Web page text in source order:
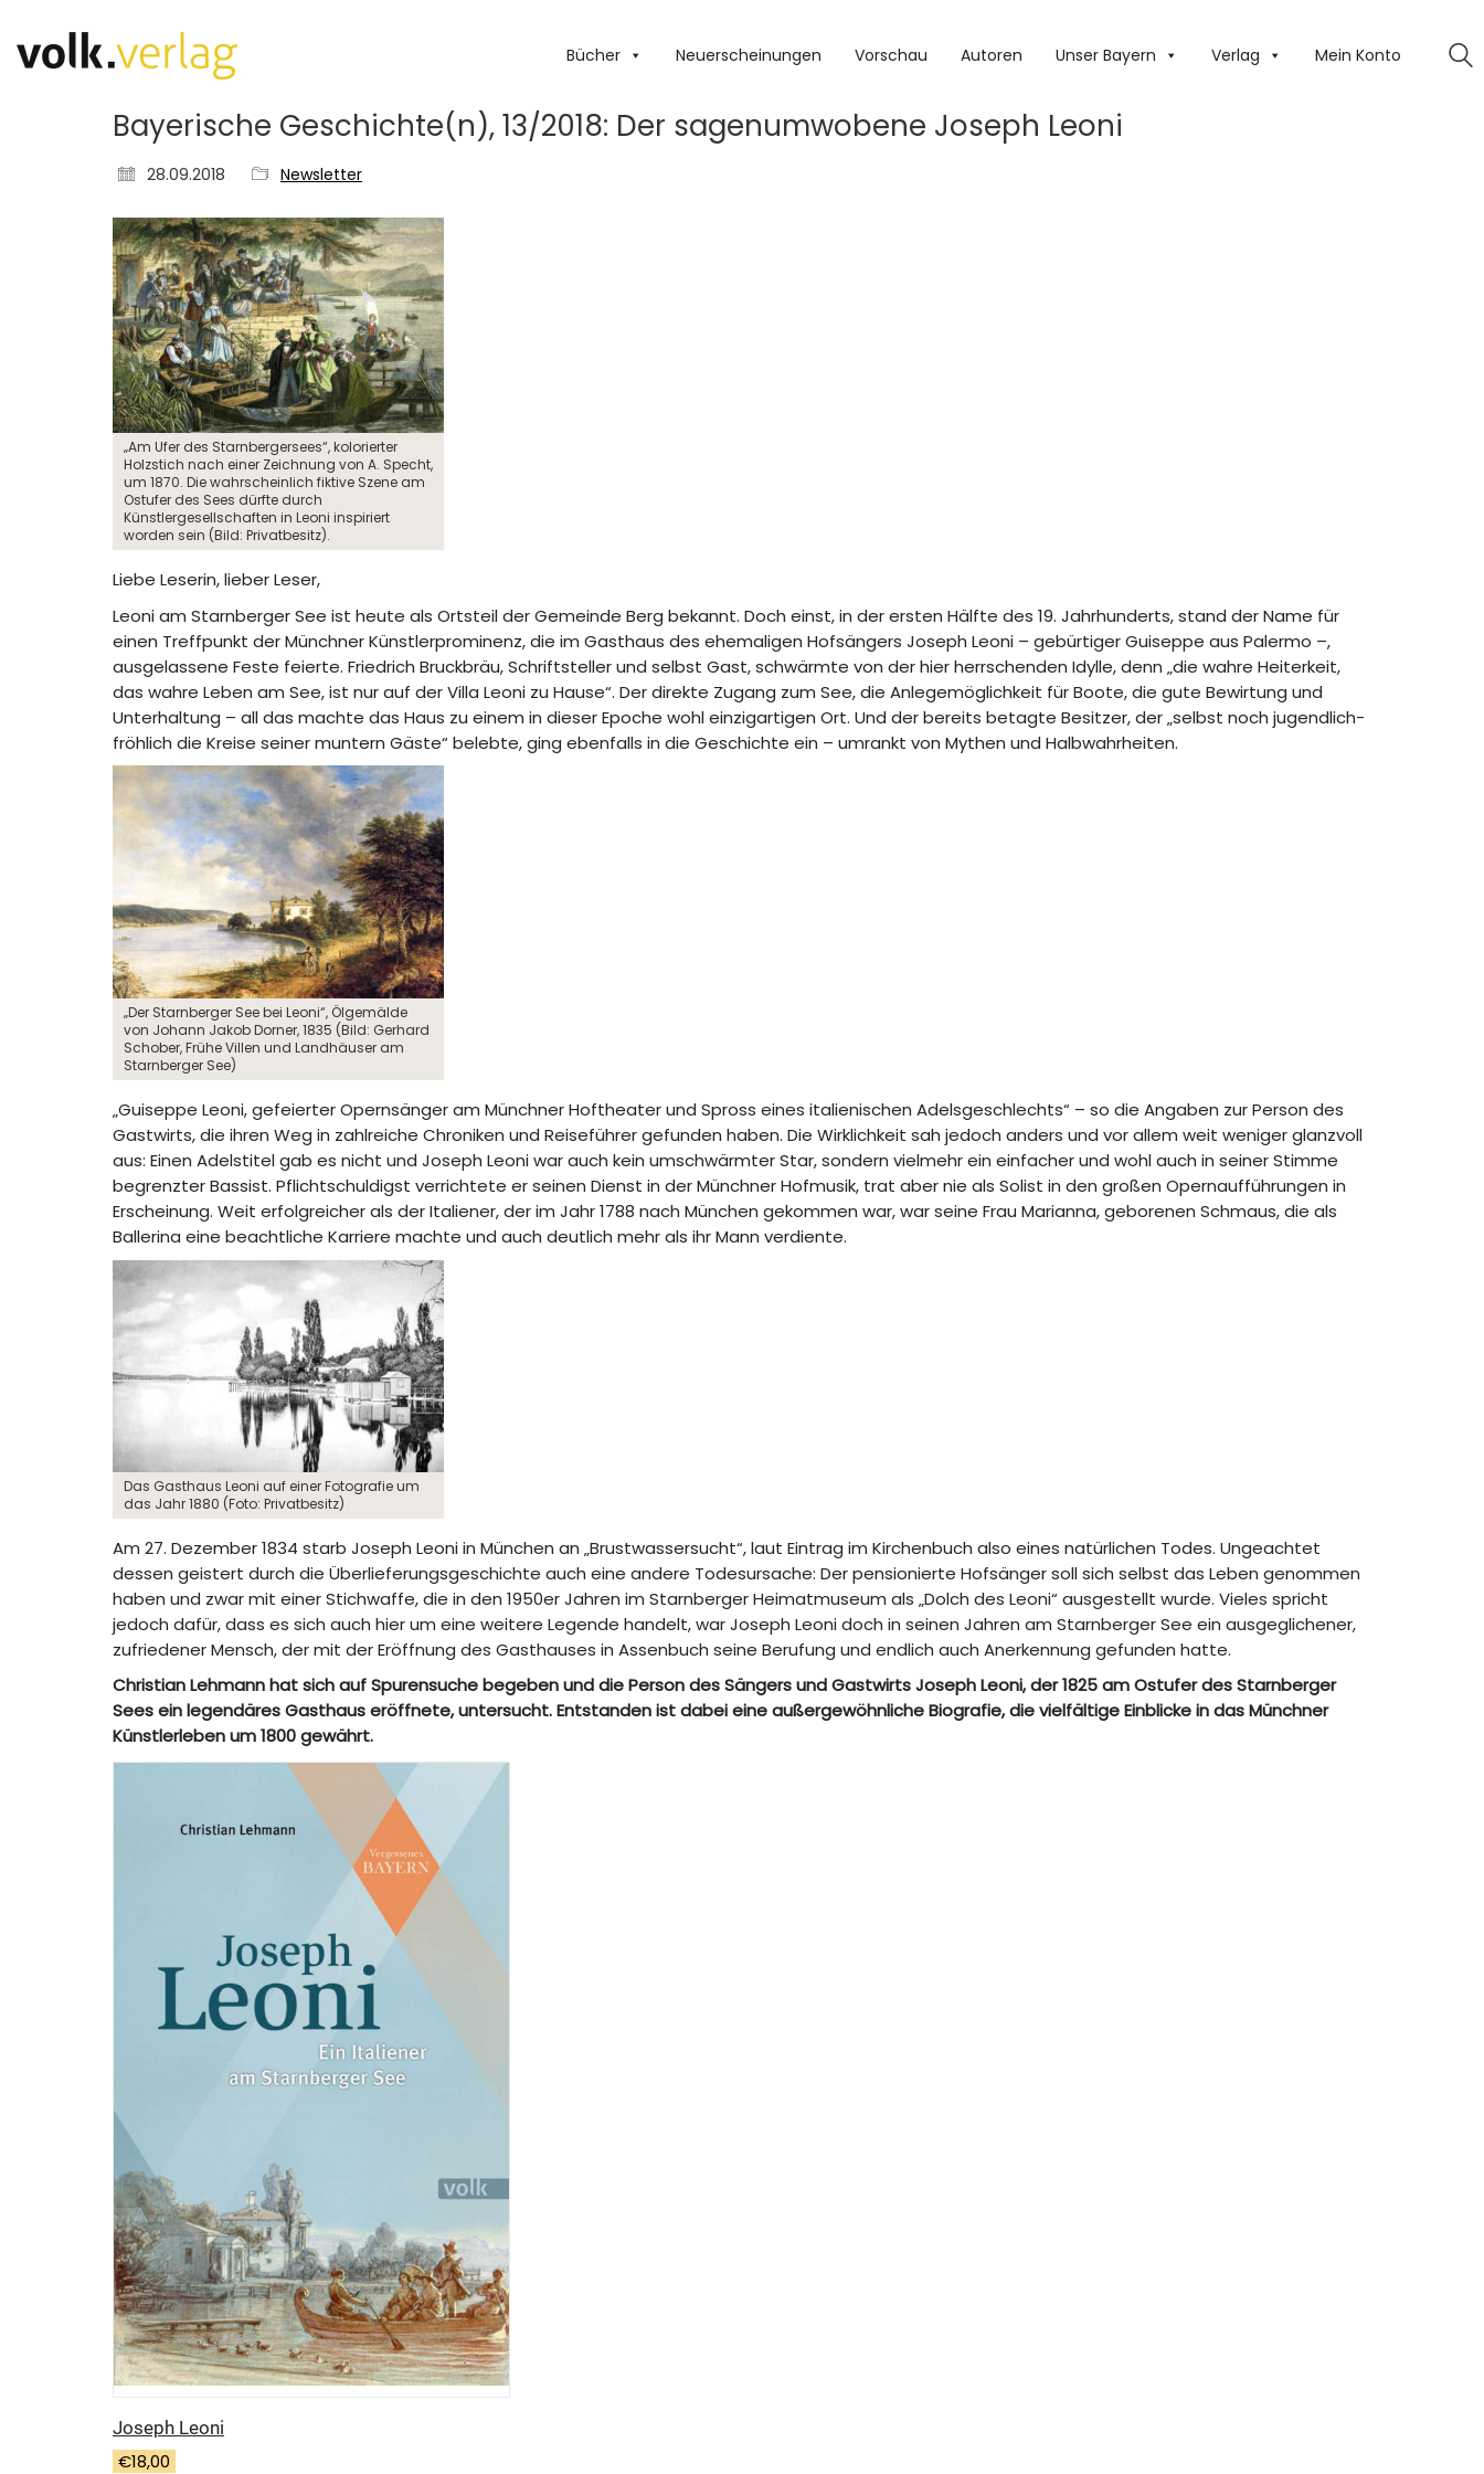
Bücher Neuerscheinungen Vorschau Autoren Unser Bayern Verlag Mein Konto
Bayerische Geschichte(n), 13/2018: Der sagenumwobene Joseph Leoni
28.09.2018 Newsletter
„Am Ufer des Starnbergersees“, kolorierter
Holzstich nach einer Zeichnung von A. Specht,
um 1870. Die wahrscheinlich fiktive Szene am
Ostufer des Sees dürfte durch
Künstlergesellschaften in Leoni inspiriert
worden sein (Bild: Privatbesitz).
Liebe Leserin, lieber Leser,
Leoni am Starnberger See ist heute als Ortsteil der Gemeinde Berg bekannt. Doch einst, in der ersten Hälfte des 19. Jahrhunderts, stand der Name für
einen Treffpunkt der Münchner Künstlerprominenz, die im Gasthaus des ehemaligen Hofsängers Joseph Leoni – gebürtiger Guiseppe aus Palermo –,
ausgelassene Feste feierte. Friedrich Bruckbräu, Schriftsteller und selbst Gast, schwärmte von der hier herrschenden Idylle, denn „die wahre Heiterkeit,
das wahre Leben am See, ist nur auf der Villa Leoni zu Hause“. Der direkte Zugang zum See, die Anlegemöglichkeit für Boote, die gute Bewirtung und
Unterhaltung – all das machte das Haus zu einem in dieser Epoche wohl einzigartigen Ort. Und der bereits betagte Besitzer, der „selbst noch jugendlich-
fröhlich die Kreise seiner muntern Gäste“ belebte, ging ebenfalls in die Geschichte ein – umrankt von Mythen und Halbwahrheiten.
„Der Starnberger See bei Leoni“, Ölgemälde
von Johann Jakob Dorner, 1835 (Bild: Gerhard
Schober, Frühe Villen und Landhäuser am
Starnberger See)
„Guiseppe Leoni, gefeierter Opernsänger am Münchner Hoftheater und Spross eines italienischen Adelsgeschlechts“ – so die Angaben zur Person des
Gastwirts, die ihren Weg in zahlreiche Chroniken und Reiseführer gefunden haben. Die Wirklichkeit sah jedoch anders und vor allem weit weniger glanzvoll
aus: Einen Adelstitel gab es nicht und Joseph Leoni war auch kein umschwärmter Star, sondern vielmehr ein einfacher und wohl auch in seiner Stimme
begrenzter Bassist. Pflichtschuldigst verrichtete er seinen Dienst in der Münchner Hofmusik, trat aber nie als Solist in den großen Opernaufführungen in
Erscheinung. Weit erfolgreicher als der Italiener, der im Jahr 1788 nach München gekommen war, war seine Frau Marianna, geborenen Schmaus, die als
Ballerina eine beachtliche Karriere machte und auch deutlich mehr als ihr Mann verdiente.
Das Gasthaus Leoni auf einer Fotografie um
das Jahr 1880 (Foto: Privatbesitz)
Am 27. Dezember 1834 starb Joseph Leoni in München an „Brustwassersucht“, laut Eintrag im Kirchenbuch also eines natürlichen Todes. Ungeachtet
dessen geistert durch die Überlieferungsgeschichte auch eine andere Todesursache: Der pensionierte Hofsänger soll sich selbst das Leben genommen
haben und zwar mit einer Stichwaffe, die in den 1950er Jahren im Starnberger Heimatmuseum als „Dolch des Leoni“ ausgestellt wurde. Vieles spricht
jedoch dafür, dass es sich auch hier um eine weitere Legende handelt, war Joseph Leoni doch in seinen Jahren am Starnberger See ein ausgeglichener,
zufriedener Mensch, der mit der Eröffnung des Gasthauses in Assenbuch seine Berufung und endlich auch Anerkennung gefunden hatte.
Christian Lehmann hat sich auf Spurensuche begeben und die Person des Sängers und Gastwirts Joseph Leoni, der 1825 am Ostufer des Starnberger
Sees ein legendäres Gasthaus eröffnete, untersucht. Entstanden ist dabei eine außergewöhnliche Biografie, die vielfältige Einblicke in das Münchner
Künstlerleben um 1800 gewährt.
Joseph Leoni
€18,00